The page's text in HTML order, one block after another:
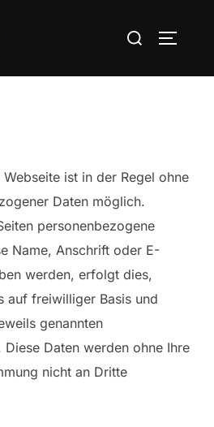
Suchen
ist in der Regel ohne
Daten möglich.
personenbezogene
Name, Anschrift oder E-
werden, erfolgt dies,
auf freiwilliger Basis und
genannten
Daten werden ohne Ihre
nicht an Dritte